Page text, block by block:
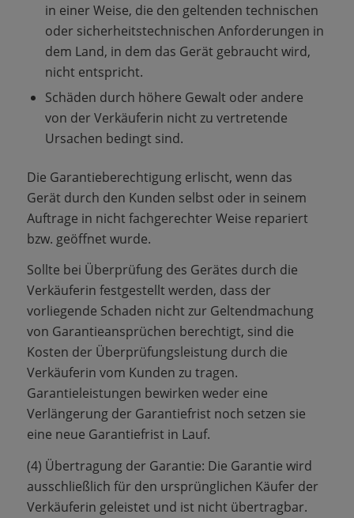
in einer Weise, die den geltenden technischen
oder sicherheitstechnischen Anforderungen in
dem Land, in dem das Gerät gebraucht wird,
nicht entspricht.
Schäden durch höhere Gewalt oder andere
von der Verkäuferin nicht zu vertretende
Ursachen bedingt sind.
Die Garantieberechtigung erlischt, wenn das
Gerät durch den Kunden selbst oder in seinem
Auftrage in nicht fachgerechter Weise repariert
bzw. geöffnet wurde.
Sollte bei Überprüfung des Gerätes durch die
Verkäuferin festgestellt werden, dass der
vorliegende Schaden nicht zur Geltendmachung
von Garantieansprüchen berechtigt, sind die
Kosten der Überprüfungsleistung durch die
Verkäuferin vom Kunden zu tragen.
Garantieleistungen bewirken weder eine
Verlängerung der Garantiefrist noch setzen sie
eine neue Garantiefrist in Lauf.
(4) Übertragung der Garantie: Die Garantie wird
ausschließlich für den ursprünglichen Käufer der
Verkäuferin geleistet und ist nicht übertragbar.